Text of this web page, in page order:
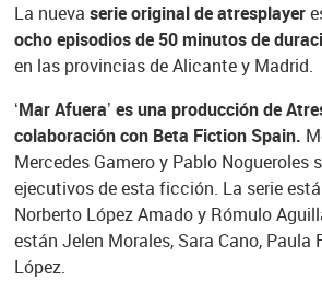
La nueva serie original de atresplayer
ocho episodios de 50 minutos de
en las provincias de Alicante y Madrid.
‘Mar Afuera’ es una producción de
colaboración con Beta Fiction Spain.
Mercedes Gamero y Pablo Nogueroles
ejecutivos de esta ficción. La serie
Norberto López Amado y Rómulo
están Jelen Morales, Sara Cano, Paula
López.